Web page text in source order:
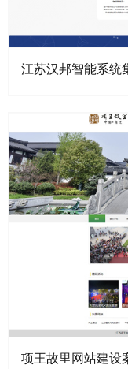
江苏汉邦智能系统
项王故里网站建设